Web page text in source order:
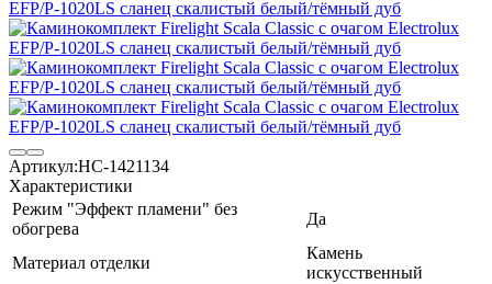
Артикул:НС-1421134
Характеристики
Режим "Эффект пламени" без
обогрева
Да
Материал отделки
Камень
искусственный